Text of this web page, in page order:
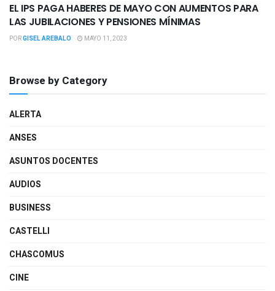
EL IPS PAGA HABERES DE MAYO CON AUMENTOS PARA
LAS JUBILACIONES Y PENSIONES MÍNIMAS
PORGISEL AREBALO MAYO 11, 2023
Browse by Category
ALERTA
ANSES
ASUNTOS DOCENTES
AUDIOS
BUSINESS
CASTELLI
CHASCOMUS
CINE